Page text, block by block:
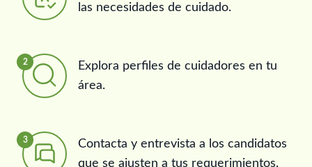
las necesidades de cuidado.
2
Explora perfiles de cuidadores en tu
área.
3
Contacta y entrevista a los candidatos
que se ajusten a tus requerimientos.